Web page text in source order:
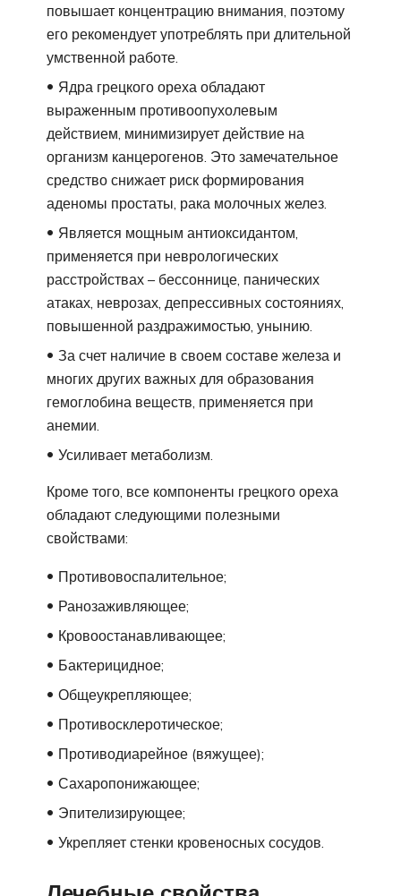
повышает концентрацию внимания, поэтому
его рекомендует употреблять при длительной
умственной работе.
Ядра грецкого ореха обладают
выраженным противоопухолевым
действием, минимизирует действие на
организм канцерогенов. Это замечательное
средство снижает риск формирования
аденомы простаты, рака молочных желез.
Является мощным антиоксидантом,
применяется при неврологических
расстройствах – бессоннице, панических
атаках, неврозах, депрессивных состояниях,
повышенной раздражимостью, унынию.
За счет наличие в своем составе железа и
многих других важных для образования
гемоглобина веществ, применяется при
анемии.
Усиливает метаболизм.
Кроме того, все компоненты грецкого ореха
обладают следующими полезными
свойствами:
Противовоспалительное;
Ранозаживляющее;
Кровоостанавливающее;
Бактерицидное;
Общеукрепляющее;
Противосклеротическое;
Противодиарейное (вяжущее);
Сахаропонижающее;
Эпителизирующее;
Укрепляет стенки кровеносных сосудов.